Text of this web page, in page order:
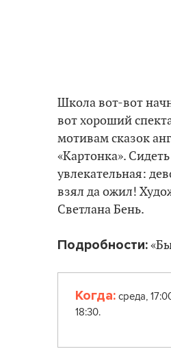
Школа вот-вот
вот хороший
мотивам сказок
«Картонка».
увлекательная:
взял да ожил!
Светлана Бень.
Подробности:
Когда:среда,
18:30.